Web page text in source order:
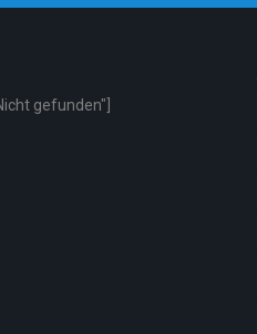
gefunden"]